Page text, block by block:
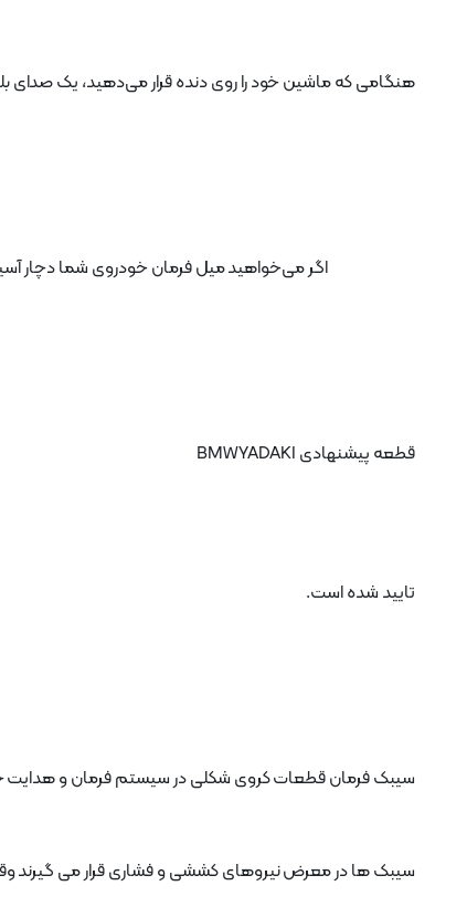
هنگامی که ماشین خود را روی دنده قرار می‌دهید، یک صدای
اگر می‌خواهید میل فرمان خودروی شما دچار
قطعه پیشنهادی BMWYADAKI
تایید شده است.
سیبک فرمان قطعات کروی شکلی در سیستم فرمان و هدایت
سیبک ها در معرض نیروهای کششی و فشاری قرار می گیرند